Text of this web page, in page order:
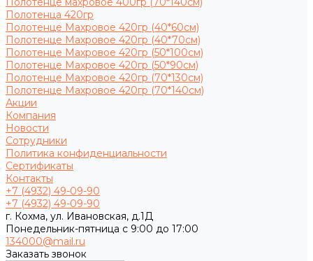
Полотенца 420гр
Полотенце Махровое 420гр (40*60см)
Полотенце Махровое 420гр (40*70см)
Полотенце Махровое 420гр (50*100см)
Полотенце Махровое 420гр (50*90см)
Полотенце Махровое 420гр (70*130см)
Полотенце Махровое 420гр (70*140см)
Акции
Компания
Новости
Сотрудники
Политика конфиденциальности
Сертификаты
Контакты
+7 (4932) 49-09-90
+7 (4932) 49-09-90
г. Кохма, ул. Ивановская, д.1Д
Понедельник-пятница с 9:00 до 17:00
134000@mail.ru
Заказать звонок